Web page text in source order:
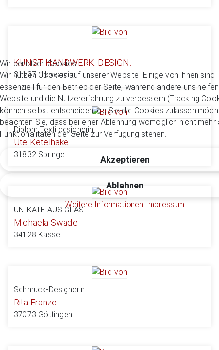
KUNST. HANDWERK. DESIGN.
31137 Hildesheim
Diplom Textildesignerin
Ute Ketelhake
31832 Springe
UNIKATE AUS GLAS
Michaela Swade
34128 Kassel
Schmuck-Designerin
Rita Franze
37073 Göttingen
Wir benutzen Cookies
Wir nutzen Cookies auf unserer Website. Einige von ihnen sind
essenziell für den Betrieb der Seite, während andere uns
Website und die Nutzererfahrung zu verbessern (Tracking
können selbst entscheiden, ob Sie die Cookies zulassen
beachten Sie, dass bei einer Ablehnung womöglich nicht mehr
Funktionalitäten der Seite zur Verfügung stehen.
Akzeptieren
Ablehnen
Weitere Informationen Impressum